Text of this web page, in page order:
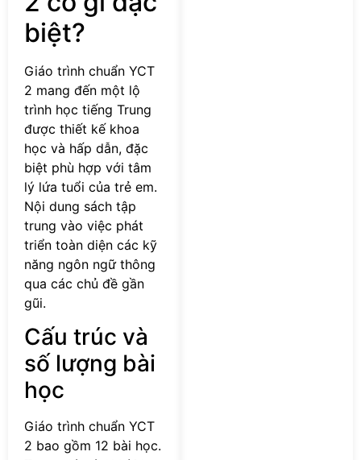
biệt?
Giáo trình chuẩn YCT
2 mang đến một lộ
trình học tiếng Trung
được thiết kế khoa
học và hấp dẫn, đặc
biệt phù hợp với tâm
lý lứa tuổi của trẻ em.
Nội dung sách tập
trung vào việc phát
triển toàn diện các kỹ
năng ngôn ngữ thông
qua các chủ đề gần
gũi.
Cấu trúc và
số lượng bài
học
Giáo trình chuẩn YCT
2 bao gồm 12 bài học.